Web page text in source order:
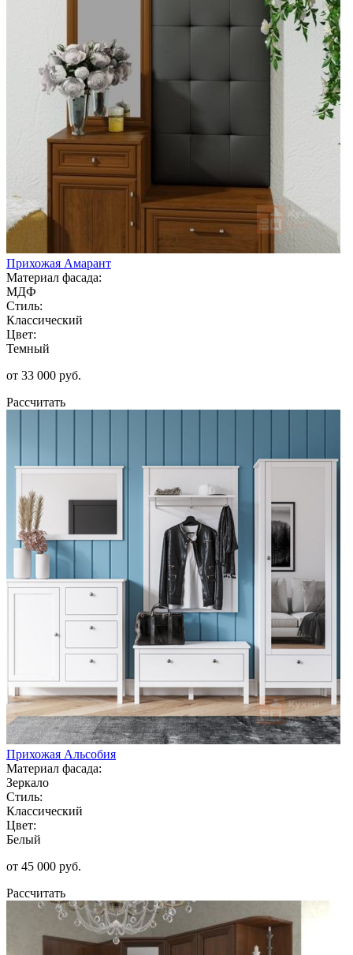
Прихожая Амарант
Материал фасада:
МДФ
Стиль:
Классический
Цвет:
Темный
от 33 000 руб.
Рассчитать
Прихожая Альсобия
Материал фасада:
Зеркало
Стиль:
Классический
Цвет:
Белый
от 45 000 руб.
Рассчитать